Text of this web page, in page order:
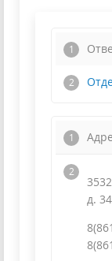
д. 34